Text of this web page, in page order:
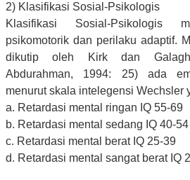
2) Klasifikasi Sosial-Psikologis
Klasifikasi Sosial-Psikologis
psikomotorik dan perilaku adaptif.
dikutip oleh Kirk dan
Abdurahman, 1994: 25) ada
menurut skala intelegensi Wechsler
a. Retardasi mental ringan IQ 55-69
b. Retardasi mental sedang IQ 40-54
c. Retardasi mental berat IQ 25-39
d. Retardasi mental sangat berat IQ